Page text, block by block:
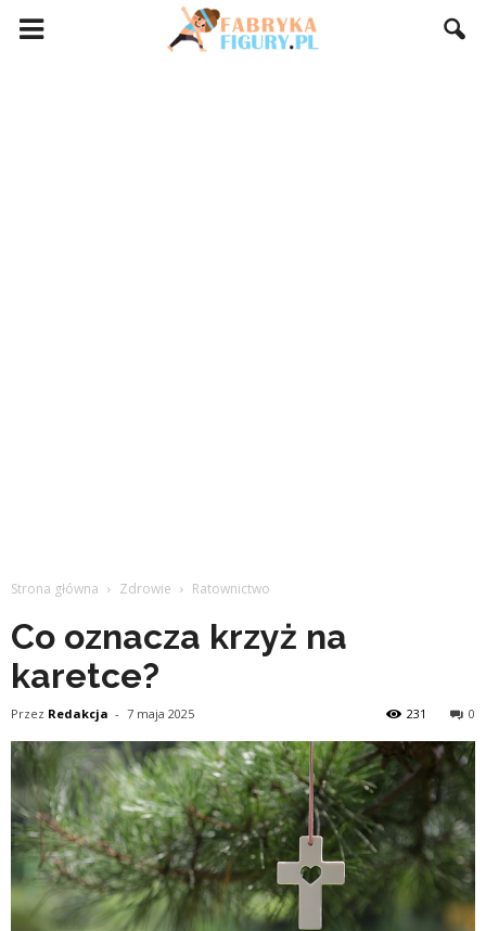
Strona główna Zdrowie Ratownictwo
Co oznacza krzyż na
karetce?
Przez Redakcja - 7 maja 2025 0
231